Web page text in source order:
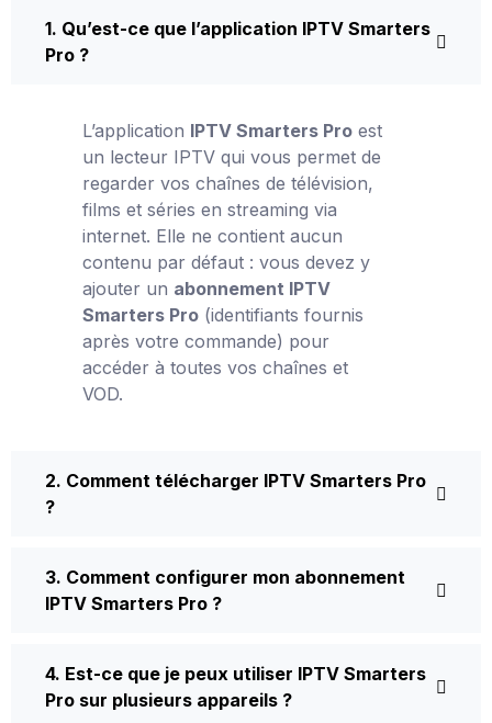
1. Qu’est-ce que l’application IPTV Smarters
Pro ?
L’application IPTV Smarters Pro est
un lecteur IPTV qui vous permet de
regarder vos chaînes de télévision,
films et séries en streaming via
internet. Elle ne contient aucun
contenu par défaut : vous devez y
ajouter un abonnement IPTV
Smarters Pro (identifiants fournis
après votre commande) pour
accéder à toutes vos chaînes et
VOD.
2. Comment télécharger IPTV Smarters Pro
?
3. Comment configurer mon abonnement
IPTV Smarters Pro ?
4. Est-ce que je peux utiliser IPTV Smarters
Pro sur plusieurs appareils ?